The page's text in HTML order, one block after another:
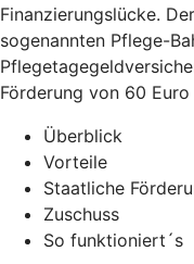
Finanzierungslücke.
sogenannten Pflege-
Förderung von 60 Euro
Überblick
Vorteile
Staatliche
Zuschuss
So funktioniert´s